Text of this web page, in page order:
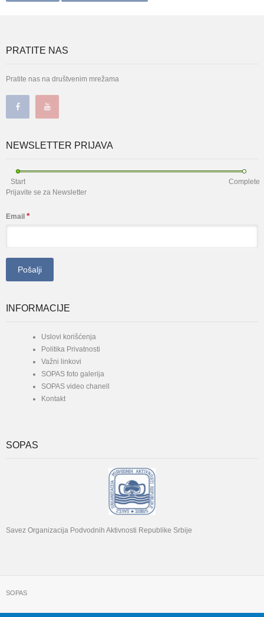
PRATITE NAS
Pratite nas na društvenim mrežama
NEWSLETTER PRIJAVA
Start
Complete
Prijavite se za Newsletter
Email *
INFORMACIJE
Uslovi korišćenja
Politika Privatnosti
Važni linkovi
SOPAS foto galerija
SOPAS video chanell
Kontakt
SOPAS
Savez Organizacija Podvodnih Aktivnosti Republike Srbije
SOPAS